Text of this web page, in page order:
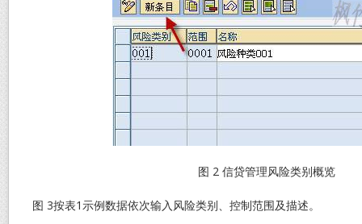
图 2 信贷管理风险类别概览
图 3按表1示例数据依次输入风险类别、控制范围及描述。